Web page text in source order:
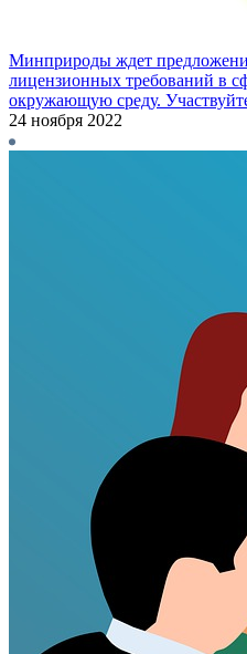
Минприроды ждет
лицензионных требований в
окружающую среду.
24 ноября 2022